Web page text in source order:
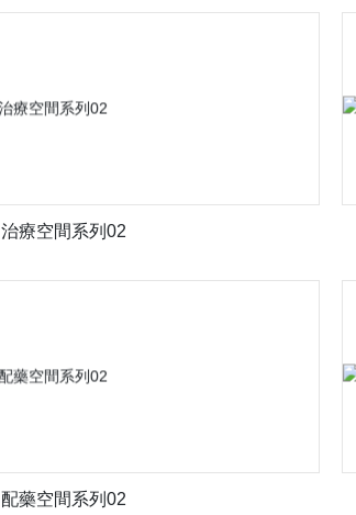
治療空間系列02
配藥空間系列02